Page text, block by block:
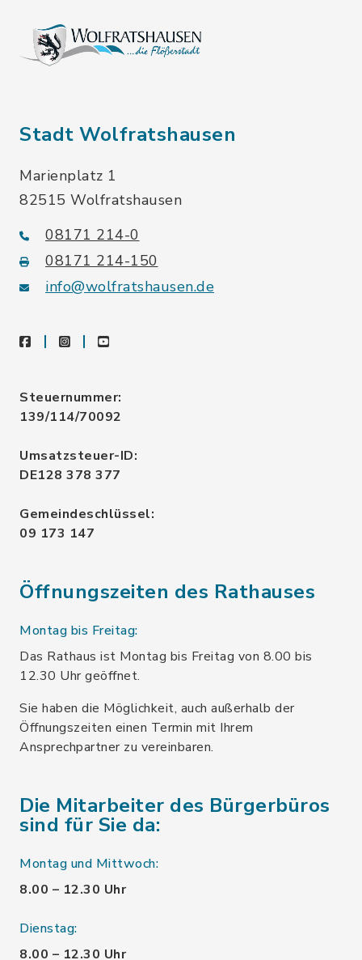
Stadt Wolfratshausen
Marienplatz 1
82515 Wolfratshausen
08171 214-0
08171 214-150
info@wolfratshausen.de
facebookinstagramyoutube
Steuernummer:
139/114/70092
Umsatzsteuer-ID:
DE128 378 377
Gemeindeschlüssel:
09 173 147
Öffnungszeiten des Rathauses
Montag bis Freitag:
Das Rathaus ist Montag bis Freitag von 8.00 bis
12.30 Uhr geöffnet.
Sie haben die Möglichkeit, auch außerhalb der
Öffnungszeiten einen Termin mit Ihrem
Ansprechpartner zu vereinbaren.
Die Mitarbeiter des Bürgerbüros
sind für Sie da:
Montag und Mittwoch:
8.00 – 12.30 Uhr
Dienstag:
8.00 – 12.30 Uhr